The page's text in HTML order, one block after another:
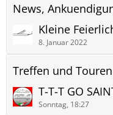
News,
8. Januar 2022
Treffen und Touren
T-T-T GO
Sonntag, 18:27